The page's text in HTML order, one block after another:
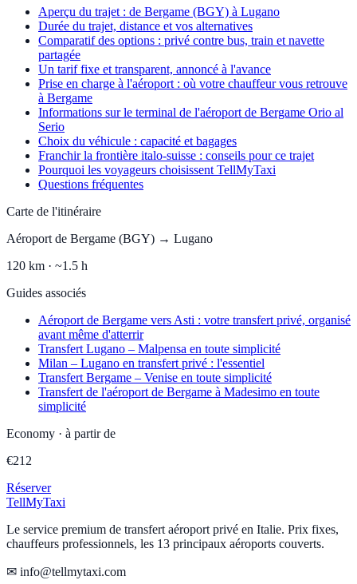
Aperçu du trajet : de Bergame (BGY) à Lugano
Durée du trajet, distance et vos alternatives
Comparatif des options : privé contre bus, train et navette
partagée
Un tarif fixe et transparent, annoncé à l'avance
Prise en charge à l'aéroport : où votre chauffeur vous retrouve
à Bergame
Informations sur le terminal de l'aéroport de Bergame Orio al
Serio
Choix du véhicule : capacité et bagages
Franchir la frontière italo-suisse : conseils pour ce trajet
Pourquoi les voyageurs choisissent TellMyTaxi
Questions fréquentes
Carte de l'itinéraire
Aéroport de Bergame (BGY) → Lugano
120 km · ~1.5 h
Guides associés
Aéroport de Bergame vers Asti : votre transfert privé, organisé
avant même d'atterrir
Transfert Lugano – Malpensa en toute simplicité
Milan – Lugano en transfert privé : l'essentiel
Transfert Bergame – Venise en toute simplicité
Transfert de l'aéroport de Bergame à Madesimo en toute
simplicité
Economy · à partir de
€212
Réserver
TellMyTaxi
Le service premium de transfert aéroport privé en Italie. Prix fixes,
chauffeurs professionnels, les 13 principaux aéroports couverts.
✉ info@tellmytaxi.com